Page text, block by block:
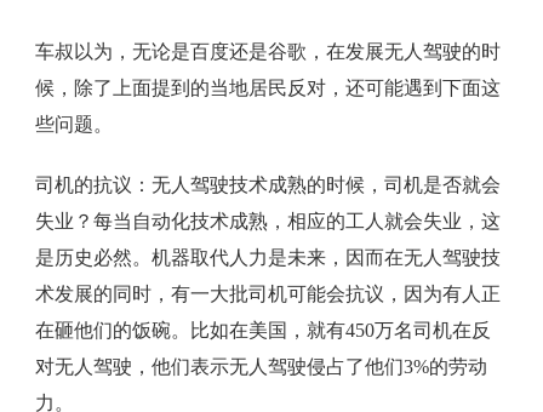
车叔以为，无论是百度还是谷歌，在发展无人驾驶的时
候，除了上面提到的当地居民反对，还可能遇到下面这
些问题。
司机的抗议：无人驾驶技术成熟的时候，司机是否就会
失业？每当自动化技术成熟，相应的工人就会失业，这
是历史必然。机器取代人力是未来，因而在无人驾驶技
术发展的同时，有一大批司机可能会抗议，因为有人正
在砸他们的饭碗。比如在美国，就有450万名司机在反
对无人驾驶，他们表示无人驾驶侵占了他们3%的劳动
力。